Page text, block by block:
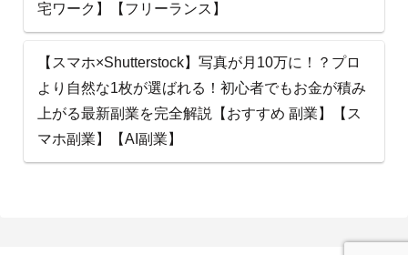
宅ワーク】【フリーランス】
【スマホ×Shutterstock】写真が月10万に！？プロ
より自然な1枚が選ばれる！初心者でもお金が積み
上がる最新副業を完全解説【おすすめ 副業】【ス
マホ副業】【AI副業】